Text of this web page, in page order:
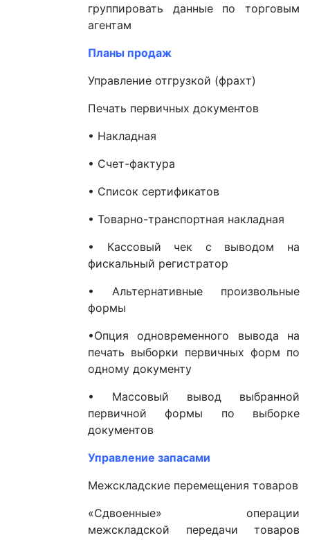
группировать данные по торговым
агентам
Планы продаж
Управление отгрузкой (фрахт)
Печать первичных документов
• Накладная
• Счет-фактура
• Список сертификатов
• Товарно-транспортная накладная
• Кассовый чек с выводом на
фискальный регистратор
• Альтернативные произвольные
формы
•Опция одновременного вывода на
печать выборки первичных форм по
одному документу
• Массовый вывод выбранной
первичной формы по выборке
документов
Управление запасами
Межскладские перемещения товаров
«Сдвоенные» операции
межскладской передачи товаров